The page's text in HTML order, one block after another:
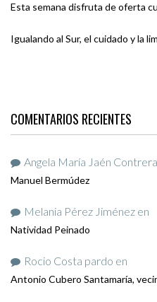
Esta semana disfruta de oferta
Igualando al Sur, el cuidado y la
COMENTARIOS RECIENTES
Angela María Jaén
Manuel Bermúdez
Melania Pérez Jiménez en
Natividad Peinado
Rocio Costa pardo en
Antonio Cubero Santamaría,